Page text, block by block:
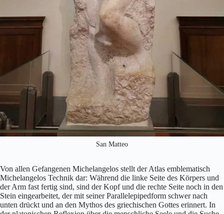
San Matteo
Von allen Gefangenen Michelangelos stellt der Atlas emblematisch
Michelangelos Technik dar: Während die linke Seite des Körpers und
der Arm fast fertig sind, sind der Kopf und die rechte Seite noch in den
Stein eingearbeitet, der mit seiner Parallelepipedform schwer nach
unten drückt und an den Mythos des griechischen Gottes erinnert. In